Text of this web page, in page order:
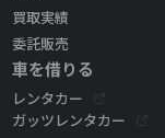
買取実績
委託販売
車を借りる
レンタカー
ガッツレンタカー